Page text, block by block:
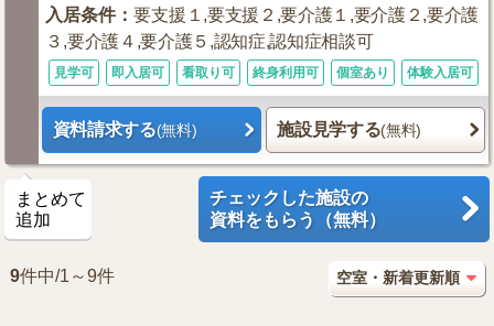
入居条件：要支援１,要支援２,要介護１,要介護２,要介護
３,要介護４,要介護５,認知症,認知症相談可
見学可 即入居可 看取り可 終身利用可 個室あり 体験入居可
資料請求する(無料) 施設見学する(無料)
まとめて
追加
チェックした施設の
資料をもらう（無料）
9件中/1～9件